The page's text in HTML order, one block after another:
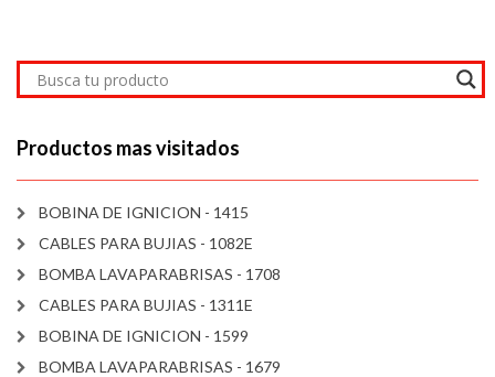
Productos mas visitados
BOBINA DE IGNICION - 1415
CABLES PARA BUJIAS - 1082E
BOMBA LAVAPARABRISAS - 1708
CABLES PARA BUJIAS - 1311E
BOBINA DE IGNICION - 1599
BOMBA LAVAPARABRISAS - 1679